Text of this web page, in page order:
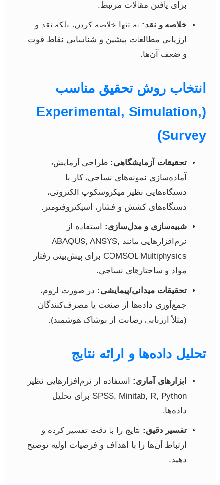
برای یافتن مقالات مرتبط.
خلاصه و نقد: نه تنها خلاصه کردن، بلکه نقد و
ارزیابی مطالعات پیشین و شناسایی نقاط قوت
و ضعف آن‌ها.
انتخاب روش تحقیق مناسب
(Experimental, Simulation,
Survey)
تحقیقات آزمایشگاهی: طراحی آزمایش،
آماده‌سازی نمونه‌های نساجی، کار با
دستگاه‌هایی نظیر میکروسکوپ الکترونی،
دستگاه‌های کشش و فشار، اسپکتروفتومتر.
شبیه‌سازی و مدل‌سازی: استفاده از
نرم‌افزارهایی مانند ABAQUS, ANSYS,
COMSOL Multiphysics برای پیش‌بینی رفتار
مواد و ساختارهای نساجی.
تحقیقات میدانی/پیمایشی: در صورت لزوم،
جمع‌آوری داده‌ها از صنعت یا مصرف‌کنندگان
(مثلاً ارزیابی رضایت از پوشاک هوشمند).
تحلیل داده‌ها و ارائه نتایج
ابزارهای آماری: استفاده از نرم‌افزارهایی نظیر
SPSS, Minitab, R, Python برای تحلیل
داده‌ها.
تفسیر دقیق: نتایج را با دقت تفسیر کرده و
ارتباط آن‌ها را با اهداف و فرضیات اولیه توضیح
دهید.